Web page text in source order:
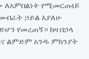
ለአምበልነት የሚመርጡህ፤
ኃይል እያለሁ
የመረጠኝ። ከዛ በኃላ
ልምድም አንዱ ምክንያት